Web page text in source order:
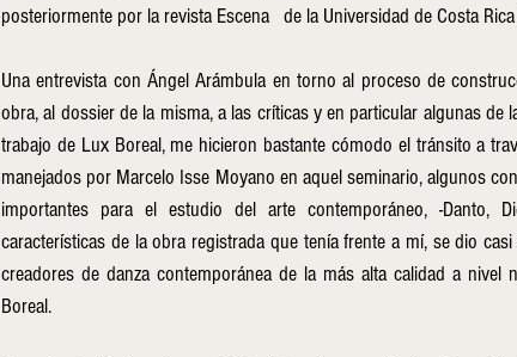
posteriormente por la revista Escena   de la Universidad de Costa
Una entrevista con Ángel Arámbula en torno al proceso de
obra, al dossier de la misma, a las críticas y en particular algunas de
trabajo de Lux Boreal, me hicieron bastante cómodo el tránsito a
manejados por Marcelo Isse Moyano en aquel seminario, algunos
importantes para el estudio del arte contemporáneo, -Danto,
características de la obra registrada que tenía frente a mí, se dio
creadores de danza contemporánea de la más alta calidad a
Boreal.